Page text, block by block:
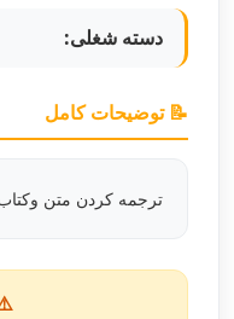
دسته شغلی:
📝 توضیحات کامل
ترجمه کردن متن وکتاب وغیره